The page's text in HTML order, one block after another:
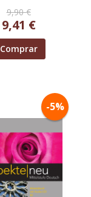
9,90 €
9,41 €
Comprar
-5%